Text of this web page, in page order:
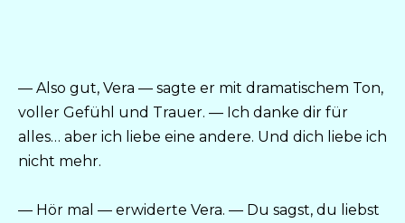
— Also gut, Vera — sagte er mit dramatischem Ton,
voller Gefühl und Trauer. — Ich danke dir für
alles… aber ich liebe eine andere. Und dich liebe ich
nicht mehr.
— Hör mal — erwiderte Vera. — Du sagst, du liebst